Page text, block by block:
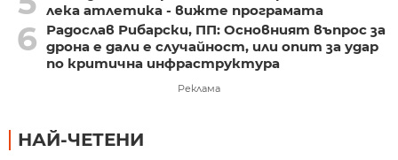
лека атлетика - вижте програмата
6
Радослав Рибарски, ПП: Основният въпрос за
дрона е дали е случайност, или опит за удар
по критична инфраструктура
Реклама
НАЙ-ЧЕТЕНИ